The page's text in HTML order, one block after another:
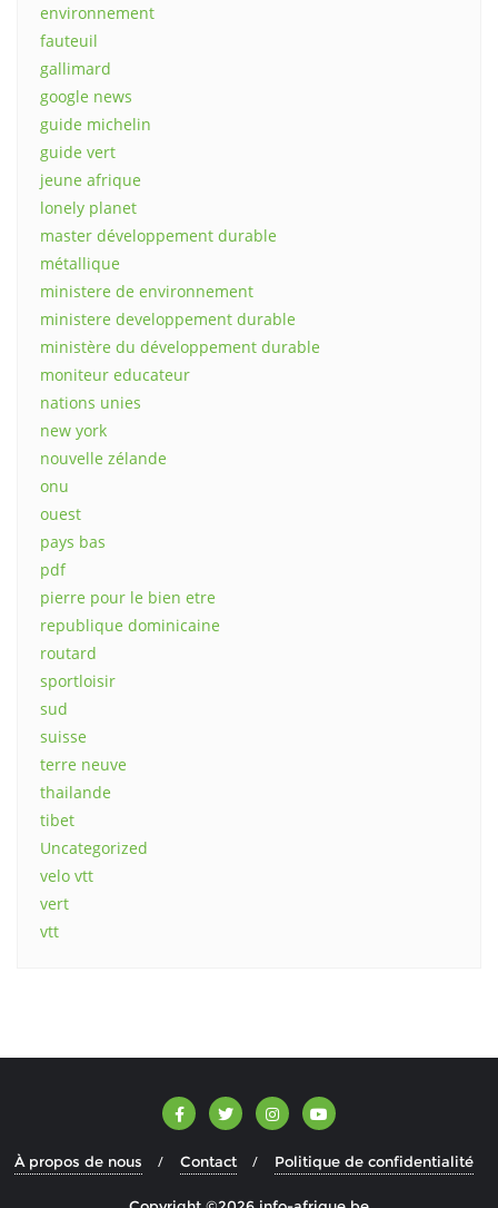
environnement
fauteuil
gallimard
google news
guide michelin
guide vert
jeune afrique
lonely planet
master développement durable
métallique
ministere de environnement
ministere developpement durable
ministère du développement durable
moniteur educateur
nations unies
new york
nouvelle zélande
onu
ouest
pays bas
pdf
pierre pour le bien etre
republique dominicaine
routard
sportloisir
sud
suisse
terre neuve
thailande
tibet
Uncategorized
velo vtt
vert
vtt
À propos de nous Contact Politique de confidentialité